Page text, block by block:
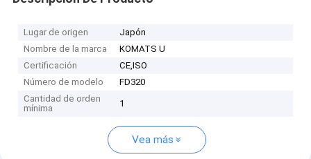
Lugar de origen
Japón
Nombre de la marca
KOMATS U
Certificación
CE,ISO
Número de modelo
FD320
Cantidad de orden
mínima
1
Vea más